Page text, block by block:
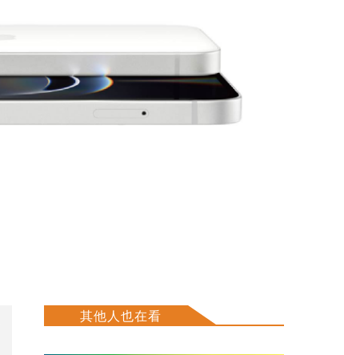
其他人也在看